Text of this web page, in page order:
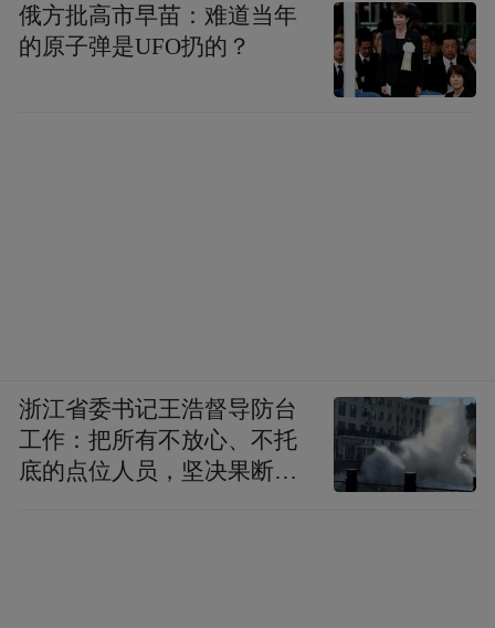
俄方批高市早苗：难道当年
的原子弹是UFO扔的？
浙江省委书记王浩督导防台
工作：把所有不放心、不托
底的点位人员，坚决果断转